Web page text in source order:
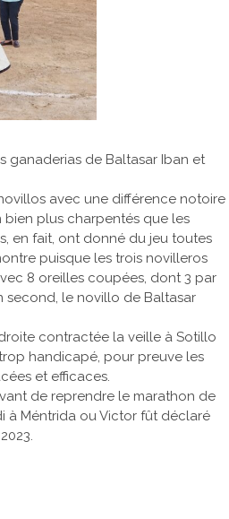
ganaderias de Baltasar Iban et
avec une différence notoire
bien plus charpentés que les
en fait, ont donné du jeu toutes
puisque les trois novilleros
8 oreilles coupées, dont 3 par
second, le novillo de Baltasar
contractée la veille à Sotillo
handicapé, pour preuve les
et efficaces.
de reprendre le marathon de
à Méntrida ou Victor fût déclaré